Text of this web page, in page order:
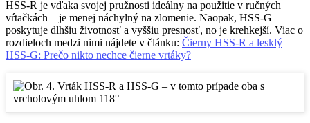
HSS-R je vďaka svojej pružnosti ideálny na použitie v ručných
vŕtačkách – je menej náchylný na zlomenie. Naopak, HSS-G
poskytuje dlhšiu životnosť a vyššiu presnosť, no je krehkejší. Viac o
rozdieloch medzi nimi nájdete v článku: Čierny HSS-R a lesklý
HSS-G: Prečo nikto nechce čierne vrtáky?